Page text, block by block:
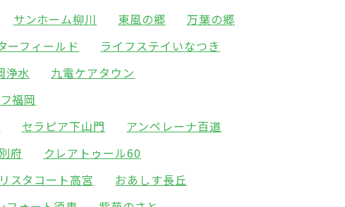
サンホーム柳川 東風の郷
万葉の郷
ーフィールド
ライフステイいなつき
浄水
九電ケアタウン
福岡
セラピア下山門
アンペレーナ百道
府
クレアトゥール60
リスタコート高宮
おあしす長丘